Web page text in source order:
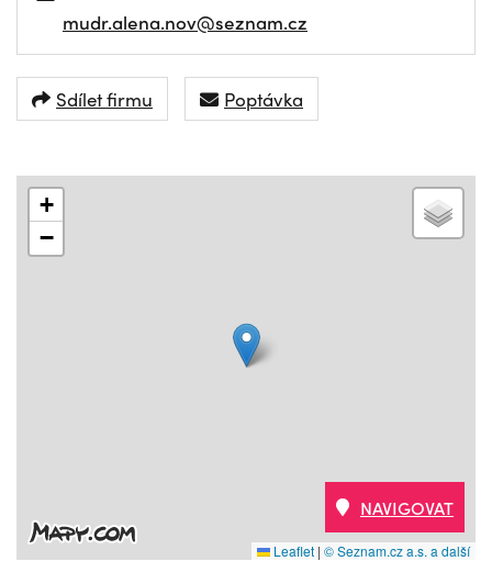
mudr.alena.nov@seznam.cz
Sdílet firmu Poptávka
+
−
Leaflet | © Seznam.cz a.s. a další
NAVIGOVAT